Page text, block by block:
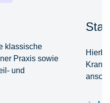
klassische
Praxis sowie
und